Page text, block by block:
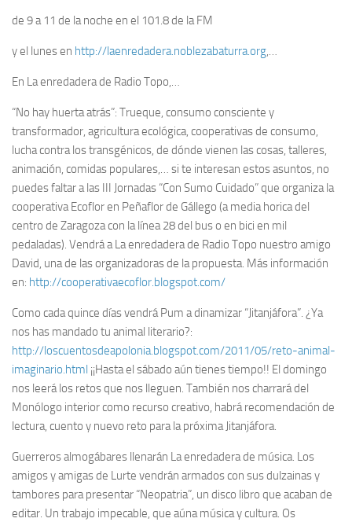
de 9 a 11 de la noche en el 101.8 de la FM
y el lunes en http://laenredadera.noblezabaturra.org,…
En La enredadera de Radio Topo,…
“No hay huerta atrás”: Trueque, consumo consciente y
transformador, agricultura ecológica, cooperativas de consumo,
lucha contra los transgénicos, de dónde vienen las cosas, talleres,
animación, comidas populares,… si te interesan estos asuntos, no
puedes faltar a las III Jornadas “Con Sumo Cuidado” que organiza la
cooperativa Ecoflor en Peñaflor de Gállego (a media horica del
centro de Zaragoza con la línea 28 del bus o en bici en mil
pedaladas). Vendrá a La enredadera de Radio Topo nuestro amigo
David, una de las organizadoras de la propuesta. Más información
en: http://cooperativaecoflor.blogspot.com/
Como cada quince días vendrá Pum a dinamizar “Jitanjáfora”. ¿Ya
nos has mandado tu animal literario?:
http://loscuentosdeapolonia.blogspot.com/2011/05/reto-animal-
imaginario.html ¡¡Hasta el sábado aún tienes tiempo!! El domingo
nos leerá los retos que nos lleguen. También nos charrará del
Monólogo interior como recurso creativo, habrá recomendación de
lectura, cuento y nuevo reto para la próxima Jitanjáfora.
Guerreros almogábares llenarán La enredadera de música. Los
amigos y amigas de Lurte vendrán armados con sus dulzainas y
tambores para presentar “Neopatria”, un disco libro que acaban de
editar. Un trabajo impecable, que aúna música y cultura. Os